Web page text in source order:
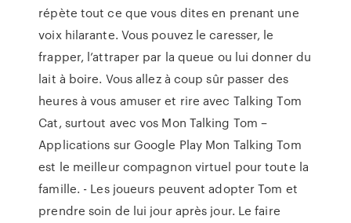
répète tout ce que vous dites en prenant une
voix hilarante. Vous pouvez le caresser, le
frapper, l’attraper par la queue ou lui donner du
lait à boire. Vous allez à coup sûr passer des
heures à vous amuser et rire avec Talking Tom
Cat, surtout avec vos Mon Talking Tom –
Applications sur Google Play Mon Talking Tom
est le meilleur compagnon virtuel pour toute la
famille. - Les joueurs peuvent adopter Tom et
prendre soin de lui jour après jour. Le faire